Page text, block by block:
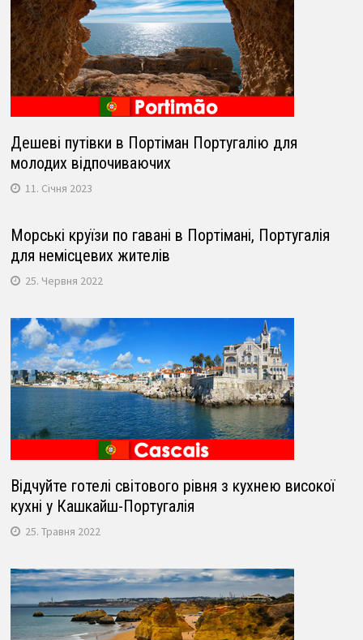
Дешеві путівки в Портіман Португалію для
молодих відпочиваючих
11. Січня 2023
Морські круїзи по гавані в Портімані, Португалія
для немісцевих жителів
25. Червня 2022
Відчуйте готелі світового рівня з кухнею високої
кухні у Кашкайш-Португалія
25. Травня 2022